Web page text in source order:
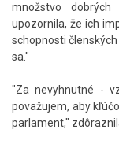
množstvo
upozornila, že ich
schopnosti
sa."
"Za nevyhnutné -
považujem, aby
parlament,"